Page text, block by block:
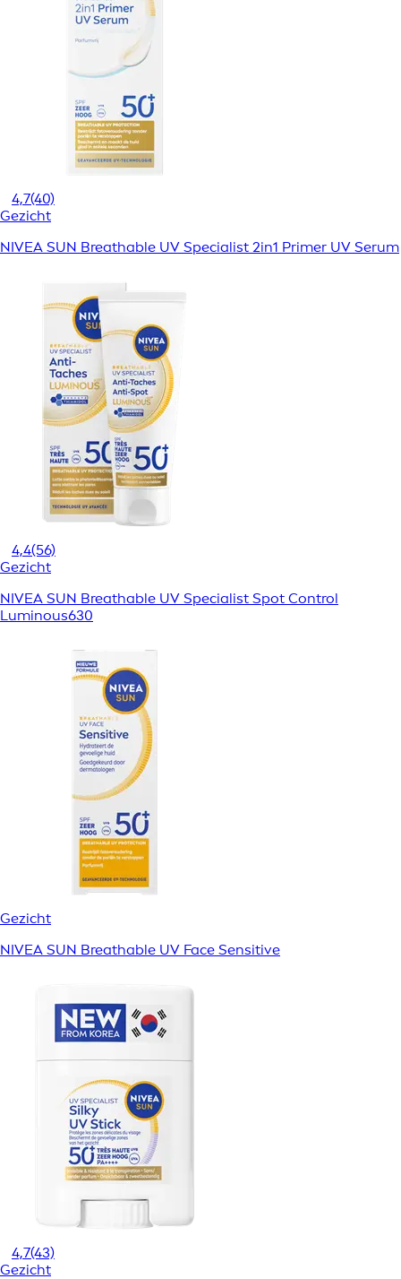
4,7(40)
Gezicht
NIVEA SUN Breathable UV Specialist 2in1 Primer UV Serum
4,4(56)
Gezicht
NIVEA SUN Breathable UV Specialist Spot Control
Luminous630
Gezicht
NIVEA SUN Breathable UV Face Sensitive
4,7(43)
Gezicht